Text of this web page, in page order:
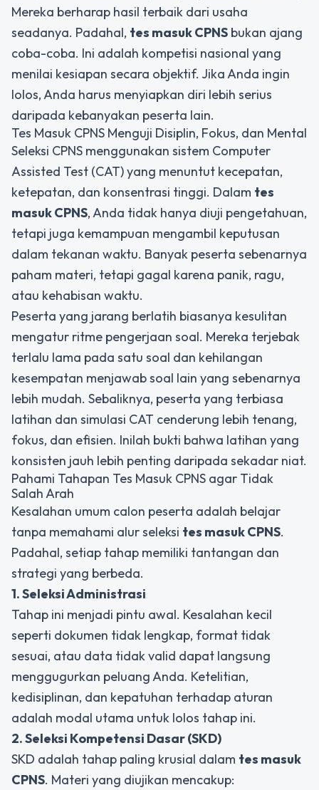
Mereka berharap hasil terbaik dari usaha
seadanya. Padahal, tes masuk CPNS bukan ajang
coba-coba. Ini adalah kompetisi nasional yang
menilai kesiapan secara objektif. Jika Anda ingin
lolos, Anda harus menyiapkan diri lebih serius
daripada kebanyakan peserta lain.
Tes Masuk CPNS Menguji Disiplin, Fokus, dan Mental
Seleksi CPNS menggunakan sistem Computer
Assisted Test (CAT) yang menuntut kecepatan,
ketepatan, dan konsentrasi tinggi. Dalam tes
masuk CPNS, Anda tidak hanya diuji pengetahuan,
tetapi juga kemampuan mengambil keputusan
dalam tekanan waktu. Banyak peserta sebenarnya
paham materi, tetapi gagal karena panik, ragu,
atau kehabisan waktu.
Peserta yang jarang berlatih biasanya kesulitan
mengatur ritme pengerjaan soal. Mereka terjebak
terlalu lama pada satu soal dan kehilangan
kesempatan menjawab soal lain yang sebenarnya
lebih mudah. Sebaliknya, peserta yang terbiasa
latihan dan simulasi CAT cenderung lebih tenang,
fokus, dan efisien. Inilah bukti bahwa latihan yang
konsisten jauh lebih penting daripada sekadar niat.
Pahami Tahapan Tes Masuk CPNS agar Tidak
Salah Arah
Kesalahan umum calon peserta adalah belajar
tanpa memahami alur seleksi tes masuk CPNS.
Padahal, setiap tahap memiliki tantangan dan
strategi yang berbeda.
1. Seleksi Administrasi
Tahap ini menjadi pintu awal. Kesalahan kecil
seperti dokumen tidak lengkap, format tidak
sesuai, atau data tidak valid dapat langsung
menggugurkan peluang Anda. Ketelitian,
kedisiplinan, dan kepatuhan terhadap aturan
adalah modal utama untuk lolos tahap ini.
2. Seleksi Kompetensi Dasar (SKD)
SKD adalah tahap paling krusial dalam tes masuk
CPNS. Materi yang diujikan mencakup: